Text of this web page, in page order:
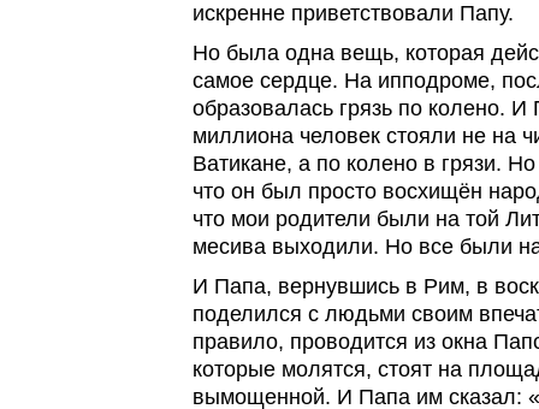
искренне приветствовали Папу.
Но была одна вещь, которая
самое сердце. На ипподроме,
образовалась грязь по колено.
миллиона человек стояли не на
Ватикане, а по колено в грязи.
что он был просто восхищён
что мои родители были на той
месива выходили. Но все были
И Папа, вернувшись в Рим, в
поделился с людьми своим
правило, проводится из окна
которые молятся, стоят на
вымощенной. И Папа им сказал: